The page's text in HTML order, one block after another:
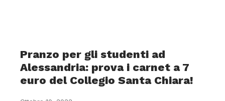
Pranzo per gli studenti ad
Alessandria: prova i carnet a 7
euro del Collegio Santa Chiara!